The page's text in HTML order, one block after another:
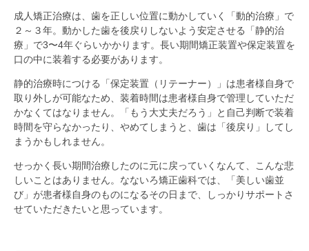
成人矯正治療は、歯を正しい位置に動かしていく「動的治療」で
２～３年。動かした歯を後戻りしないよう安定させる「静的治
療」で3〜4年ぐらいかかります。長い期間矯正装置や保定装置を
口の中に装着する必要があります。
静的治療時につける「保定装置（リテーナー）」は患者様自身で
取り外しが可能なため、装着時間は患者様自身で管理していただ
かなくてはなりません。「もう大丈夫だろう」と自己判断で装着
時間を守らなかったり、やめてしまうと、歯は「後戻り」してし
まうかもしれません。
せっかく長い期間治療したのに元に戻っていくなんて、こんな悲
しいことはありません。なないろ矯正歯科では、「美しい歯並
び」が患者様自身のものになるその日まで、しっかりサポートさ
せていただきたいと思っています。